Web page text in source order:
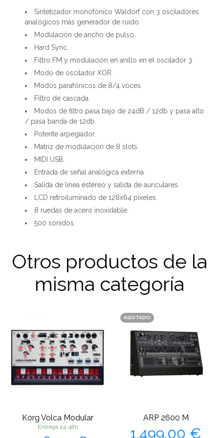
Sintetizador monofónico Waldorf con 3 osciladores
analógicos más generador de ruido.
Modulación de ancho de pulso.
Hard Sync.
Filtro FM y modulación en anillo en el oscilador 3.
Modo de oscilador XOR.
Modos parafónicos de 8/4 voces.
Filtro de cascada.
Modos de filtro pasa bajo de 24dB / 12db y pasa alto
/ pasa banda de 12db.
Potente arpegiador.
Matriz de modulación de 8 slots.
MIDI USB.
Entrada de señal analógica externa.
Salida de línea estéreo y salida de auriculares.
LCD retroiluminado de 128x64 pixeles.
8 ruedas de acero inoxidable.
500 sonidos.
Otros productos de la
misma categoría
Korg Volca Modular
Entrega 24-48h
AGOTADO
ARP 2600 M
Precio
1.499,00 €